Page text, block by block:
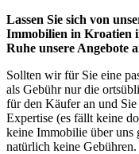
Lassen Sie sich von
Immobilien in Kroatien
Ruhe unsere Angebote
Sollten wir für Sie eine
als Gebühr nur die
für den Käufer an und
Expertise (es fällt keine
keine Immobilie über uns
natürlich keine Gebühren.